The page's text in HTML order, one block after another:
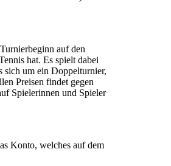
auf den
hat. Es spielt dabei
sich um ein Doppelturnier,
Preisen findet gegen
Spielerinnen und Spieler
Konto, welches auf dem